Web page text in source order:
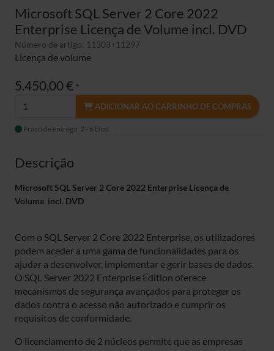
Microsoft SQL Server 2 Core 2022
Enterprise Licença de Volume incl. DVD
Número de artigo: 11303+11297
Licença de volume
5.450,00 € *
ADICIONAR AO CARRINHO DE COMPRAS
Prazo de entrega: 2 - 6 Dias
Descrição
Microsoft SQL Server 2 Core 2022 Enterprise Licença de
Volume incl. DVD
Com o SQL Server 2 Core 2022 Enterprise, os utilizadores
podem aceder a uma gama de funcionalidades para os
ajudar a desenvolver, implementar e gerir bases de dados.
O SQL Server 2022 Enterprise Edition oferece
mecanismos de segurança avançados para proteger os
dados contra o acesso não autorizado e cumprir os
requisitos de conformidade.
O licenciamento de 2 núcleos permite que as empresas